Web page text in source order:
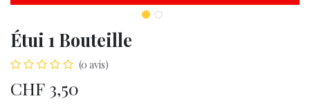
Étui 1 Bouteille
(0 avis)
CHF 3,50